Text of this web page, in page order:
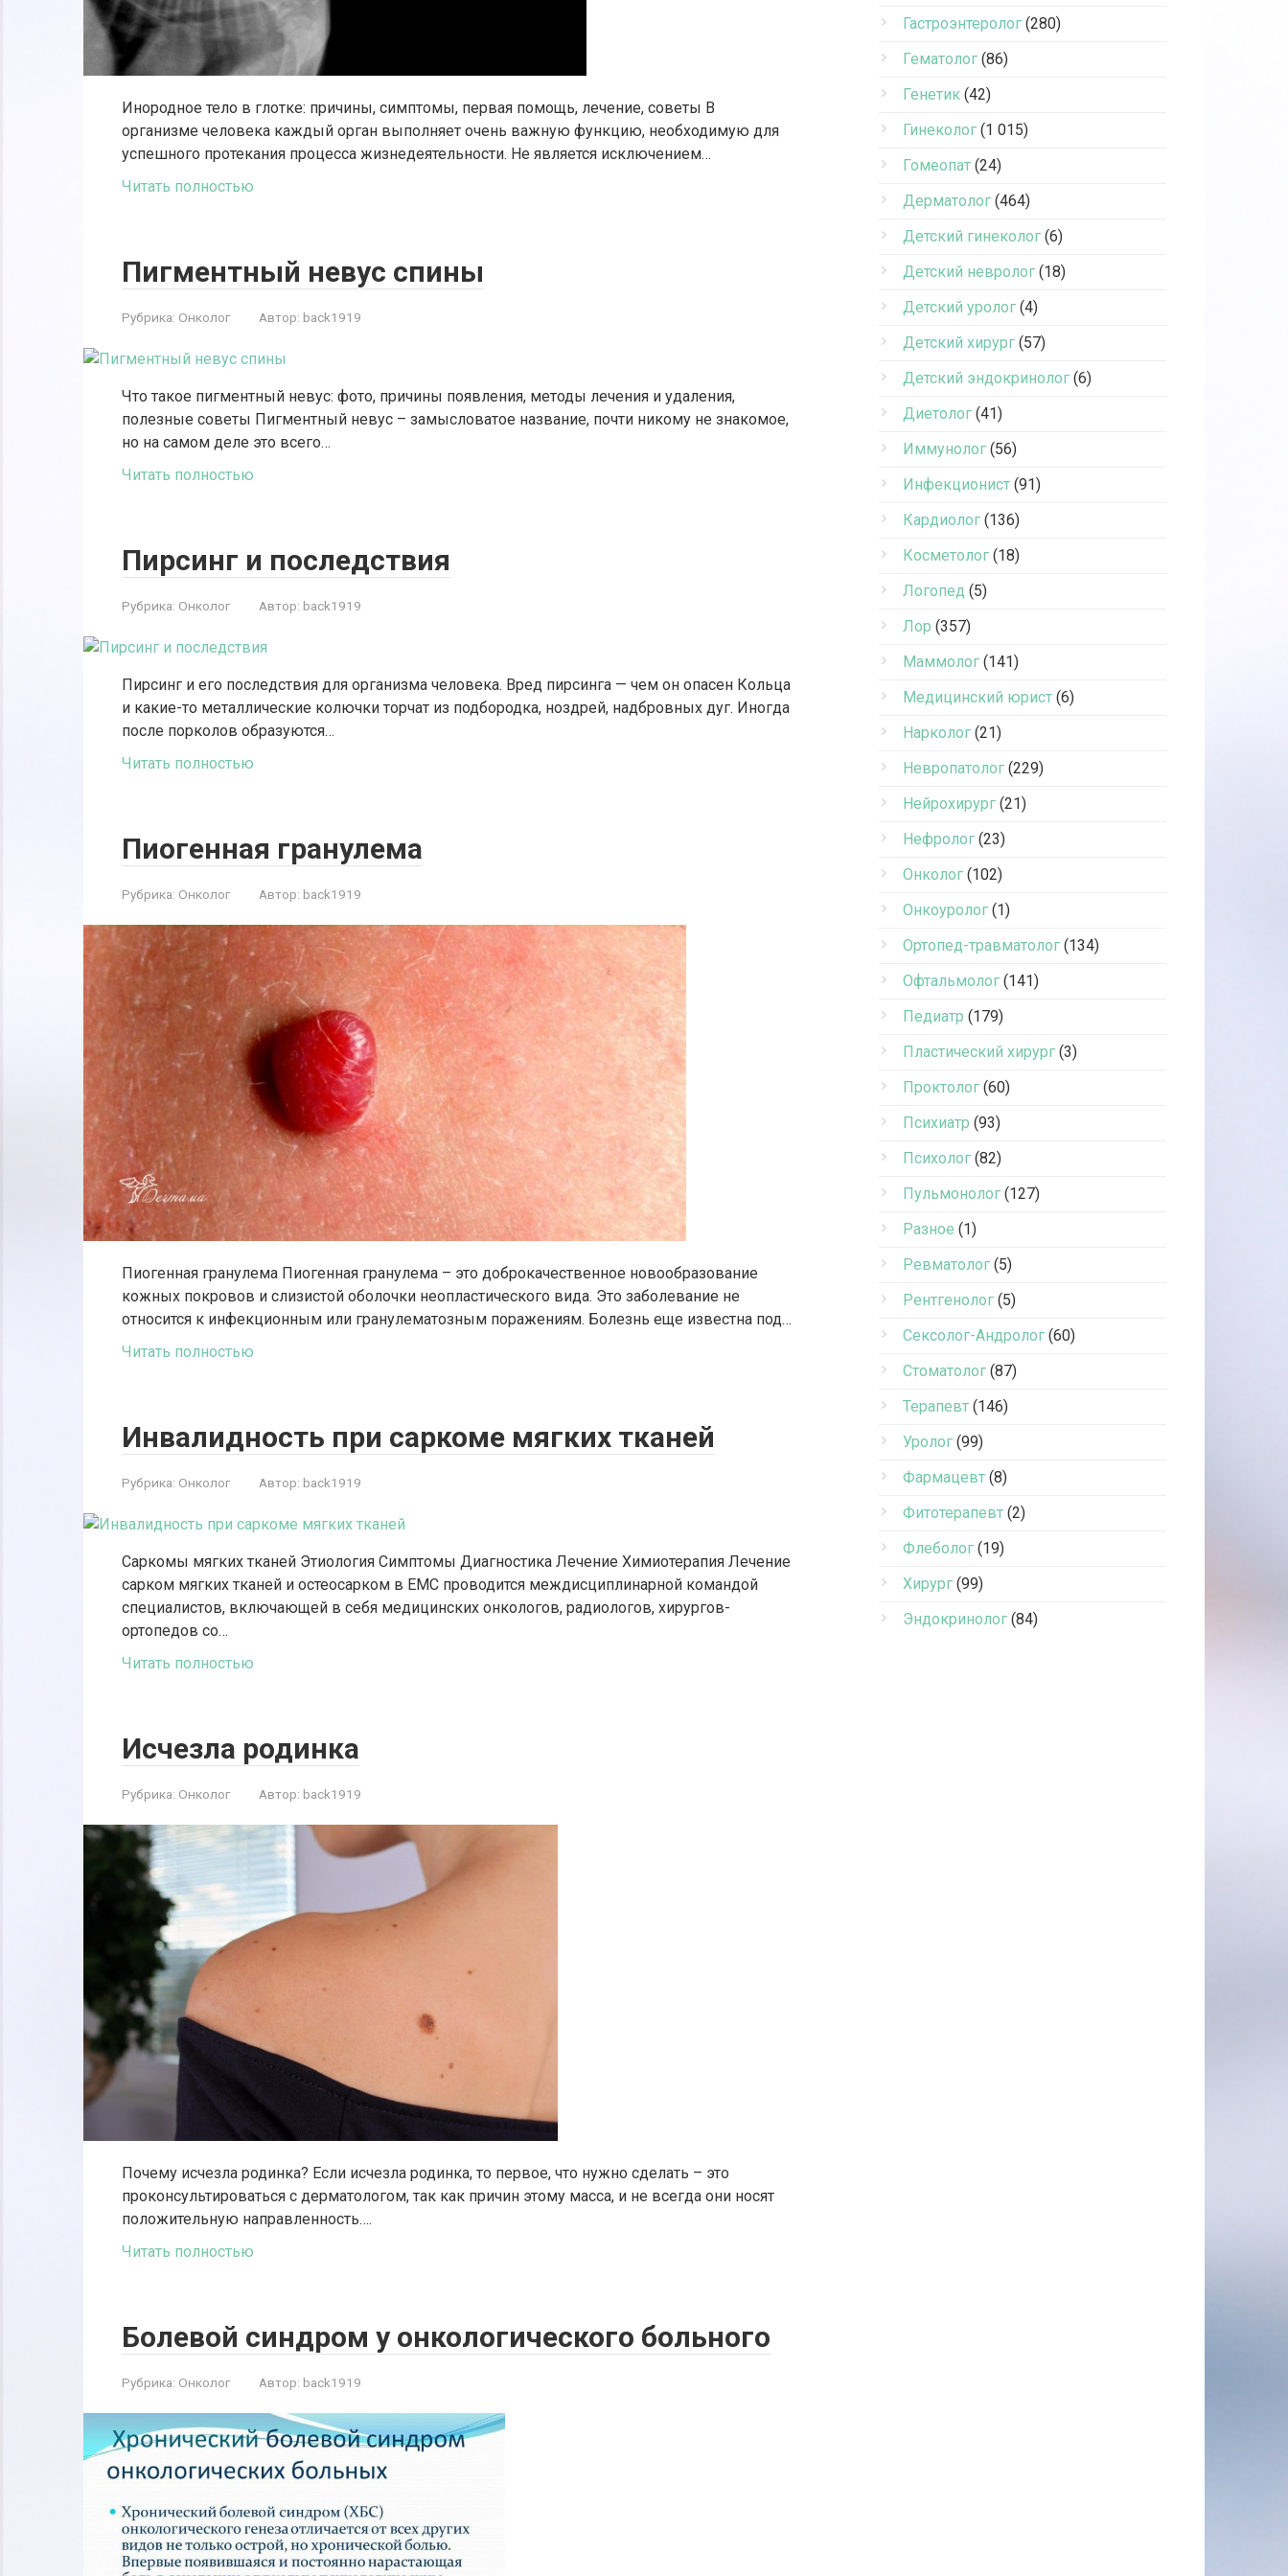
Инородное тело в глотке: причины, симптомы, первая помощь, лечение, советы В
организме человека каждый орган выполняет очень важную функцию, необходимую для
успешного протекания процесса жизнедеятельности. Не является исключением…
Читать полностью
Пигментный невус спины
Рубрика: Онколог Автор: back1919
Что такое пигментный невус: фото, причины появления, методы лечения и удаления,
полезные советы Пигментный невус – замысловатое название, почти никому не знакомое,
но на самом деле это всего…
Читать полностью
Пирсинг и последствия
Рубрика: Онколог Автор: back1919
Пирсинг и его последствия для организма человека. Вред пирсинга — чем он опасен Кольца
и какие-то металлические колючки торчат из подбородка, ноздрей, надбровных дуг. Иногда
после порколов образуются…
Читать полностью
Пиогенная гранулема
Рубрика: Онколог Автор: back1919
Пиогенная гранулема Пиогенная гранулема – это доброкачественное новообразование
кожных покровов и слизистой оболочки неопластического вида. Это заболевание не
относится к инфекционным или гранулематозным поражениям. Болезнь еще известна под…
Читать полностью
Инвалидность при саркоме мягких тканей
Рубрика: Онколог Автор: back1919
Саркомы мягких тканей Этиология Симптомы Диагностика Лечение Химиотерапия Лечение
сарком мягких тканей и остеосарком в EMC проводится междисциплинарной командой
специалистов, включающей в себя медицинских онкологов, радиологов, хирургов-
ортопедов со…
Читать полностью
Исчезла родинка
Рубрика: Онколог Автор: back1919
Почему исчезла родинка? Если исчезла родинка, то первое, что нужно сделать – это
проконсультироваться с дерматологом, так как причин этому масса, и не всегда они носят
положительную направленность….
Читать полностью
Болевой синдром у онкологического больного
Рубрика: Онколог Автор: back1919
Гастроэнтеролог (280)
Гематолог (86)
Генетик (42)
Гинеколог (1 015)
Гомеопат (24)
Дерматолог (464)
Детский гинеколог (6)
Детский невролог (18)
Детский уролог (4)
Детский хирург (57)
Детский эндокринолог (6)
Диетолог (41)
Иммунолог (56)
Инфекционист (91)
Кардиолог (136)
Косметолог (18)
Логопед (5)
Лор (357)
Маммолог (141)
Медицинский юрист (6)
Нарколог (21)
Невропатолог (229)
Нейрохирург (21)
Нефролог (23)
Онколог (102)
Онкоуролог (1)
Ортопед-травматолог (134)
Офтальмолог (141)
Педиатр (179)
Пластический хирург (3)
Проктолог (60)
Психиатр (93)
Психолог (82)
Пульмонолог (127)
Разное (1)
Ревматолог (5)
Рентгенолог (5)
Сексолог-Андролог (60)
Стоматолог (87)
Терапевт (146)
Уролог (99)
Фармацевт (8)
Фитотерапевт (2)
Флеболог (19)
Хирург (99)
Эндокринолог (84)